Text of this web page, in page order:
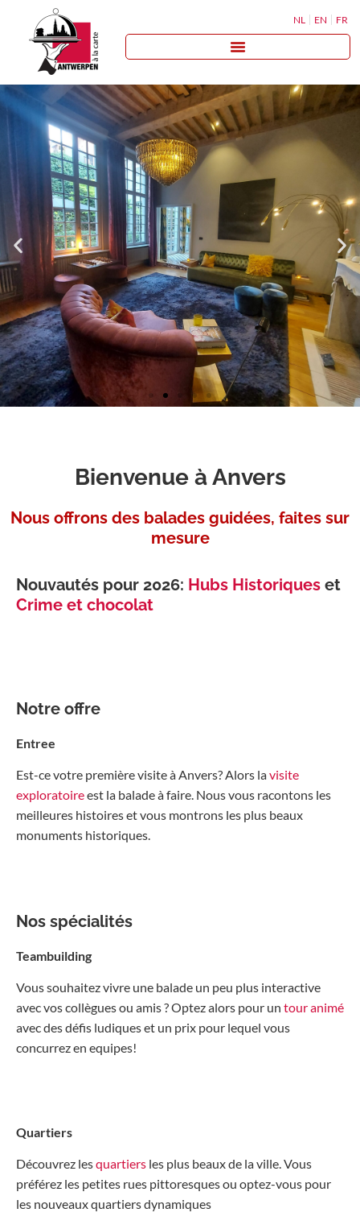
NL EN FR
Quelques hôtels intéressants vous
Bienvenue à Anvers
Nous offrons des balades guidées, faites sur
mesure
Nouvautés pour 2026: Hubs Historiques et
Crime et chocolat
Notre offre
Entree
Est-ce votre première visite à Anvers? Alors lavisite
exploratoireest la balade à faire. Nous vous racontons les
meilleures histoires et vous montrons les plus beaux
monuments historiques.
Nos spécialités
Teambuilding
Vous souhaitez vivre une balade un peu plus interactive
avec vos collègues ou amis ? Optez alors pour un tour animé
avec des défis ludiques et un prix pour lequel vous
concurrez en equipes!
Quartiers
Découvrez lesquartiers les plus beaux de la ville. Vous
préférez les petites rues pittoresques ou optez-vous pour
les nouveaux quartiers dynamiques